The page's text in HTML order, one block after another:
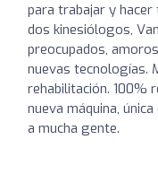
para trabajar y
dos kinesiólogos,
preocupados,
nuevas tecnologías.
rehabilitación. 100%
nueva máquina,
a mucha gente.